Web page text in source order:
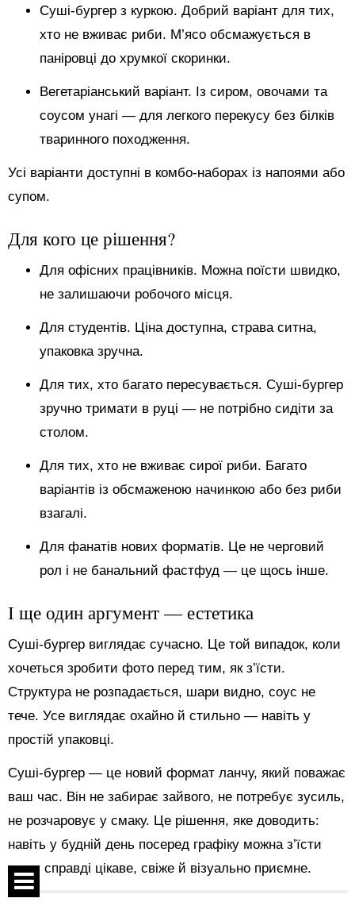
Суші-бургер з куркою. Добрий варіант для тих,
хто не вживає риби. М’ясо обсмажується в
паніровці до хрумкої скоринки.
Вегетаріанський варіант. Із сиром, овочами та
соусом унагі — для легкого перекусу без білків
тваринного походження.
Усі варіанти доступні в комбо-наборах із напоями або
супом.
Для кого це рішення?
Для офісних працівників. Можна поїсти швидко,
не залишаючи робочого місця.
Для студентів. Ціна доступна, страва ситна,
упаковка зручна.
Для тих, хто багато пересувається. Суші-бургер
зручно тримати в руці — не потрібно сидіти за
столом.
Для тих, хто не вживає сирої риби. Багато
варіантів із обсмаженою начинкою або без риби
взагалі.
Для фанатів нових форматів. Це не черговий
рол і не банальний фастфуд — це щось інше.
І ще один аргумент — естетика
Суші-бургер виглядає сучасно. Це той випадок, коли
хочеться зробити фото перед тим, як з’їсти.
Структура не розпадається, шари видно, соус не
тече. Усе виглядає охайно й стильно — навіть у
простій упаковці.
Суші-бургер — це новий формат ланчу, який поважає
ваш час. Він не забирає зайвого, не потребує зусиль,
не розчаровує у смаку. Це рішення, яке доводить:
навіть у будній день посеред графіку можна з’їсти
щось справді цікаве, свіже й візуально приємне.